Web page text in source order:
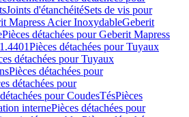
Joints d'étanchéitéSets de vis pour
Mapress Acier InoxydableGeberit
Pièces détachées pour Geberit Mapress
Pièces détachées pour Tuyaux
détachées pour Tuyaux
Pièces détachées pour
détachées pour
pour CoudesTésPièces
internePièces détachées pour